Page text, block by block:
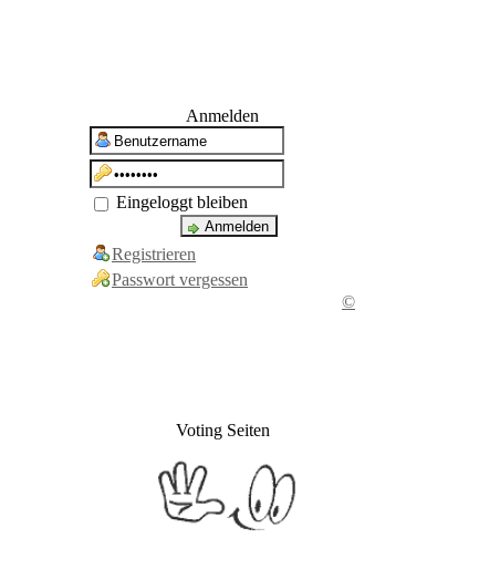
Anmelden
Eingeloggt bleiben
Registrieren
Passwort vergessen
©
Voting Seiten